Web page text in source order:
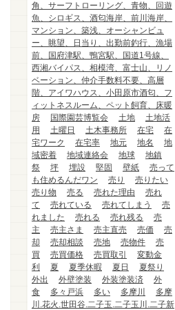
角、サーフトローリング、青物、回遊
魚、シロギス、酒匂海岸、前川海岸、
マンション、築浅、オーシャンビュ
ー、眺望、日当り、出勤前釣行、漁場
前、国府津駅、鴨宮駅、国道1号線、
西湘バイパス、相模湾、富士山、リノ
ベーション、仲介手数料不要、高層
階、アイワハウス、小田原市酒匂、フ
ィットネスルーム、ペット飼育、床暖
房
国際園芸博覧会 土地
土地活
用
土曜日 土木事務所 在宅
在
宅ワーク
在宅率 地元 地名
地
域密着
地域連絡会 地球
地鎮
祭
坪 埋設 堅固 壁紙
売って
も住めるんだワン
売り
売りたい
売り物
売る 売れた理由
売れ
て
売れている 売れてしまう
売
れました
売れる 売れ残る
売
主
売主さま 売主直売 売価
売
却
売却相談 売地 売物件
売
買
売買価格 売買取引
変動金
利
夏 夏季休暇 夏日
夏祭り
外出
外壁塗装 外装塗装済
外
食
多々戸浜 多い 多摩川
多摩
川.花火.世田谷.二子玉.二子玉川.二子新